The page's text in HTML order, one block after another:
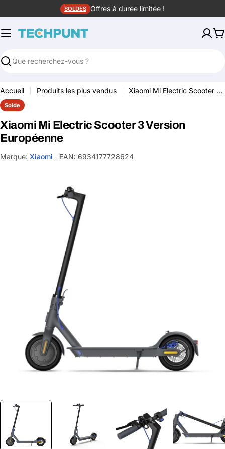
au
contenu
SOLDES Offres à durée limitée !
Rechercher
Accueil Produits les plus vendus Xiaomi Mi Electric Scooter 3 Version Européenne
le média 0 dans une fenêtre
Plus jamais disponible
Solde
Xiaomi Mi Electric Scooter 3 Version
Européenne
Marque: Xiaomi EAN: 6934177728624